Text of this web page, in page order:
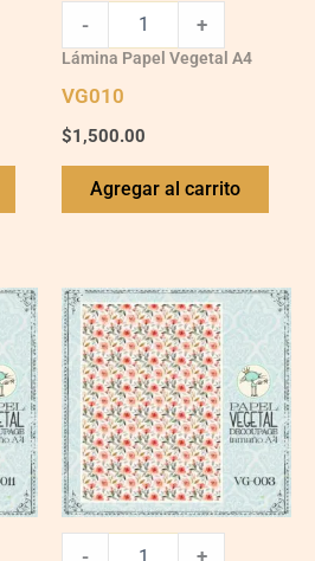
- +
Lámina Papel Vegetal A4
VG010
$1,500.00
Agregar al carrito
VG003
quantity